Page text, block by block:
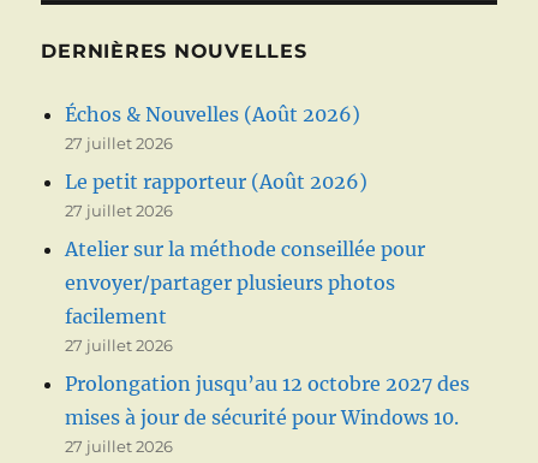
DERNIÈRES NOUVELLES
Échos & Nouvelles (Août 2026)
27 juillet 2026
Le petit rapporteur (Août 2026)
27 juillet 2026
Atelier sur la méthode conseillée pour
envoyer/partager plusieurs photos
facilement
27 juillet 2026
Prolongation jusqu’au 12 octobre 2027 des
mises à jour de sécurité pour Windows 10.
27 juillet 2026